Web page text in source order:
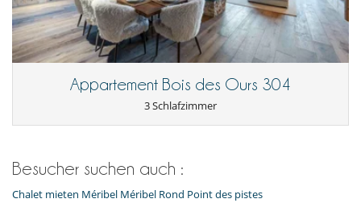
Unterhaltung, Wohlbefinden & Sport
Fernseher
Internetzugang (Wifi)
Skiraum
Appartement Bois des Ours 304
3 Schlafzimmer
Besucher suchen auch :
Chalet mieten Méribel Méribel Rond Point des pistes